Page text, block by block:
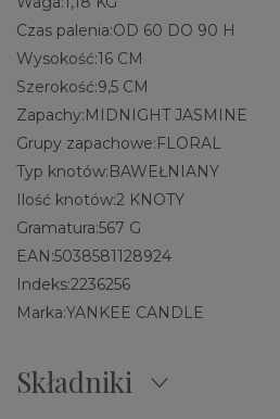
Czas palenia:OD 60 DO 90 H
Wysokość:16 CM
Szerokość:9,5 CM
Zapachy:MIDNIGHT JASMINE
Grupy zapachowe:FLORAL
Typ knotów:BAWEŁNIANY
Ilość knotów:2 KNOTY
Gramatura:567 G
EAN:5038581128924
Indeks:2236256
Marka:YANKEE CANDLE
Składniki